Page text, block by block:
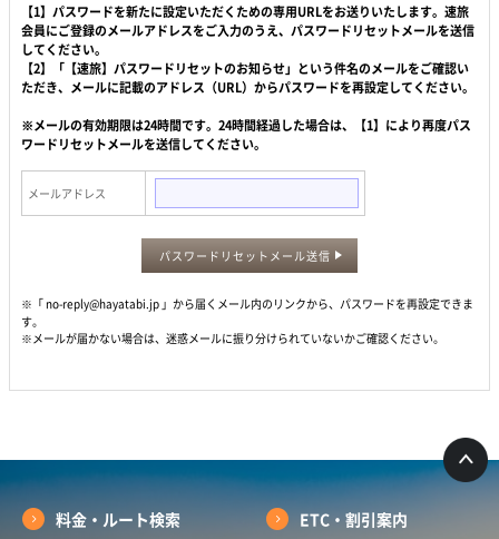
【1】パスワードを新たに設定いただくための専用URLをお送りいたします。速旅
会員にご登録のメールアドレスをご入力のうえ、パスワードリセットメールを送信
してください。
【2】「【速旅】パスワードリセットのお知らせ」という件名のメールをご確認い
ただき、メールに記載のアドレス（URL）からパスワードを再設定してください。
※メールの有効期限は24時間です。24時間経過した場合は、【1】により再度パス
ワードリセットメールを送信してください。
メールアドレス
パスワードリセットメール送信
※「 no-reply@hayatabi.jp 」から届くメール内のリンクから、パスワードを再設定できま
す。
※メールが届かない場合は、迷惑メールに振り分けられていないかご確認ください。
料金・ルート検索 ETC・割引案内